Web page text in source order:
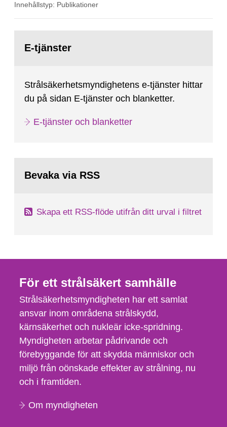
Endast med en god förståelse för den
möjlig. Baserat på befintliga
bergspänningsmätningar...
Innehållstyp: Publikationer
sida:E-tjänster
Strålsäkerhetsmyndighetens e-tjänster hittar
du på sidan E-tjänster och blanketter.
E-tjänster och blanketter
Bevaka via RSS
Skapa ett RSS-flöde utifrån ditt urval i filtret
För ett strålsäkert samhälle
Strålsäkerhetsmyndigheten har ett samlat
ansvar inom områdena strålskydd,
kärnsäkerhet och nukleär icke-spridning.
Myndigheten arbetar pådrivande och
förebyggande för att skydda människor och
miljö från oönskade effekter av strålning, nu
och i framtiden.
Om myndigheten